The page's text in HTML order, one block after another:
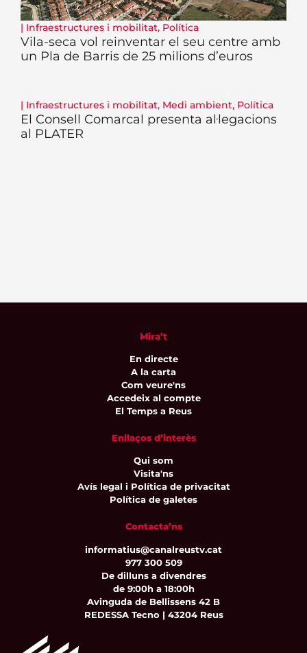
| Infraestructures i mobilitat, Política
Vila-seca vol reinventar el seu centre amb
un Pla de Barris de 25 milions d’euros
| Infraestructures i mobilitat, Medi ambient, Política
El Consell Comarcal presenta al·legacions
al PLATER
Mira’t
En directe
A la carta
Com veure'ns
Accedeix al compte
El Temps a Reus
Enllaços d’interès
Qui som
Visita'ns
Avís legal i Política de privacitat
Política de galetes
Contacta’ns
informatius@canalreustv.cat
977 300 509
De dilluns a divendres
de 9:00h a 18:00h
Avinguda de Bellissens 42 B
REDESSA Tecno | 43204 Reus